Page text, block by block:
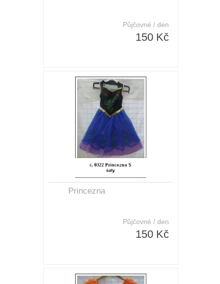
Půjčovné / den
150 Kč
Princezna
Půjčovné / den
150 Kč